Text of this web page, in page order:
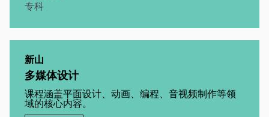
专科
新山
多媒体设计
课程涵盖平面设计、动画、编程、音视频制作等领
域的核心内容。